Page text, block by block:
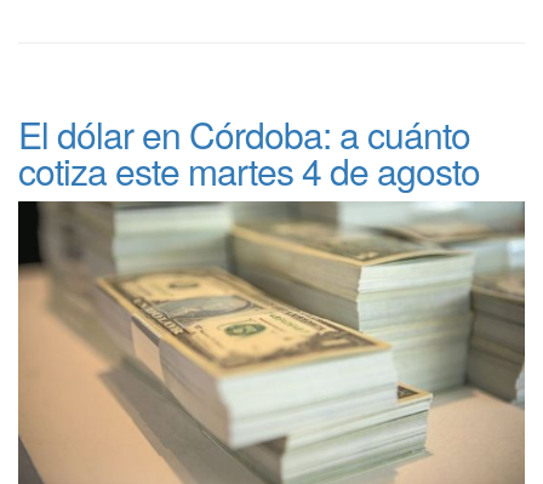
El dólar en Córdoba: a cuánto
cotiza este martes 4 de agosto